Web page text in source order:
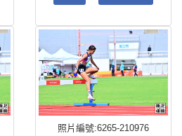
照片編號:6265-210976